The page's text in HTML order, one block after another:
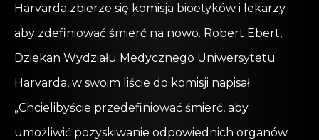
Harvarda zbierze się komisja bioetyków i lekarzy
aby zdefiniować śmierć na nowo. Robert Ebert,
Dziekan Wydziału Medycznego Uniwersytetu
Harvarda, w swoim liście do komisji napisał:
„Chcielibyście przedefiniować śmierć, aby
umożliwić pozyskiwanie odpowiednich organów